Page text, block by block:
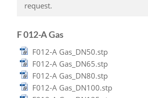
request.
F 012-A Gas
F012-A Gas_DN50.stp
F012-A Gas_DN65.stp
F012-A Gas_DN80.stp
F012-A Gas_DN100.stp